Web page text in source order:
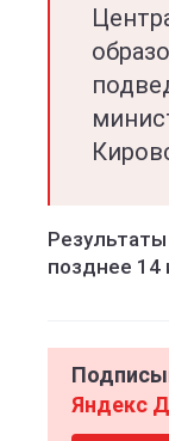
позднее 14
Яндекс